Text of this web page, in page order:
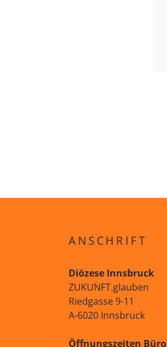
ANSCHRIFT
Diözese Innsbruck
ZUKUNFT.glauben
Riedgasse 9-11
A-6020 Innsbruck
Öffnungszeiten Büro